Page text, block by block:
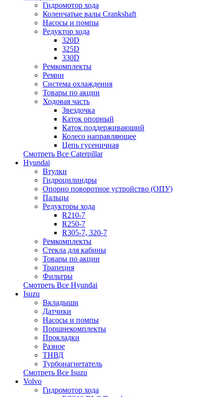
Гидромотор хода
Коленчатые валы Crankshaft
Насосы и помпы
Редуктор хода
320D
325D
330D
Ремкомплекты
Ремни
Система охлаждения
Товары по акции
Ходовая часть
Звездочка
Каток опорный
Каток поддерживающий
Колесо направляющее
Цепь гусеничная
Смотреть Все Caterpillar
Hyundai
Втулки
Гидроцилиндры
Опорно поворотное устройство (ОПУ)
Пальцы
Редукторы хода
R210-7
R250-7
R305-7, 320-7
Ремкомплекты
Стекла для кабины
Товары по акции
Трапеция
Фильтры
Смотреть Все Hyundai
Isuzu
Вкладыши
Датчики
Насосы и помпы
Поршнекомплекты
Прокладки
Разное
ТНВД
Турбонагнетатель
Смотреть Все Isuzu
Volvo
Гидромотор хода